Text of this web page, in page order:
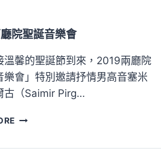
院聖誕音樂會
溫馨的聖誕節到來，2019兩廳院
樂會」特別邀請抒情男高音塞米
古（Saimir Pirg…
2019